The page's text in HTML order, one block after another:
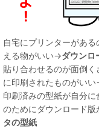
自宅にプリンターがあ
える物がいい→ダウンロ
貼り合わせるのが面倒
に印刷されたものがい
印刷済みの型紙が自分
のためにダウンロード
タの型紙